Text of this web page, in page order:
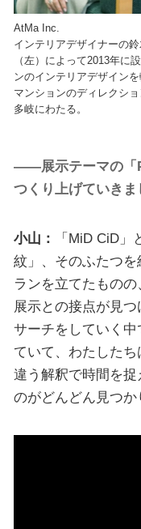
AtMa Inc.
インテリアデザイナーの
（左）によって2013年に
ンのインテリアデザイン
マンションのディレクシ
多岐にわたる。
——展示テーマの「
つくり上げていきま
小山：
「MiD CiD
紋」、そのふたつ
ランを立てたもの
展示との接点が見
サーチをしていく中
ていて、わたしたち
違う解釈で時間を
のがどんどん見つか